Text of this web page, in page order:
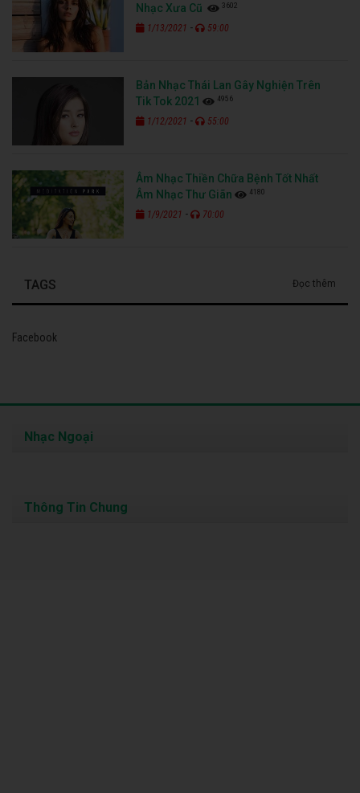
Nhạc Xưa Cũ
3602
1/13/2021 - 59:00
Bản Nhạc Thái Lan Gây Nghiện Trên
Tik Tok 2021
4956
1/12/2021 - 55:00
Âm Nhạc Thiền Chữa Bệnh Tốt Nhất
Âm Nhạc Thư Giãn
4180
1/9/2021 - 70:00
TAGS Đọc thêm
Facebook
Nhạc Ngoại
Thông Tin Chung